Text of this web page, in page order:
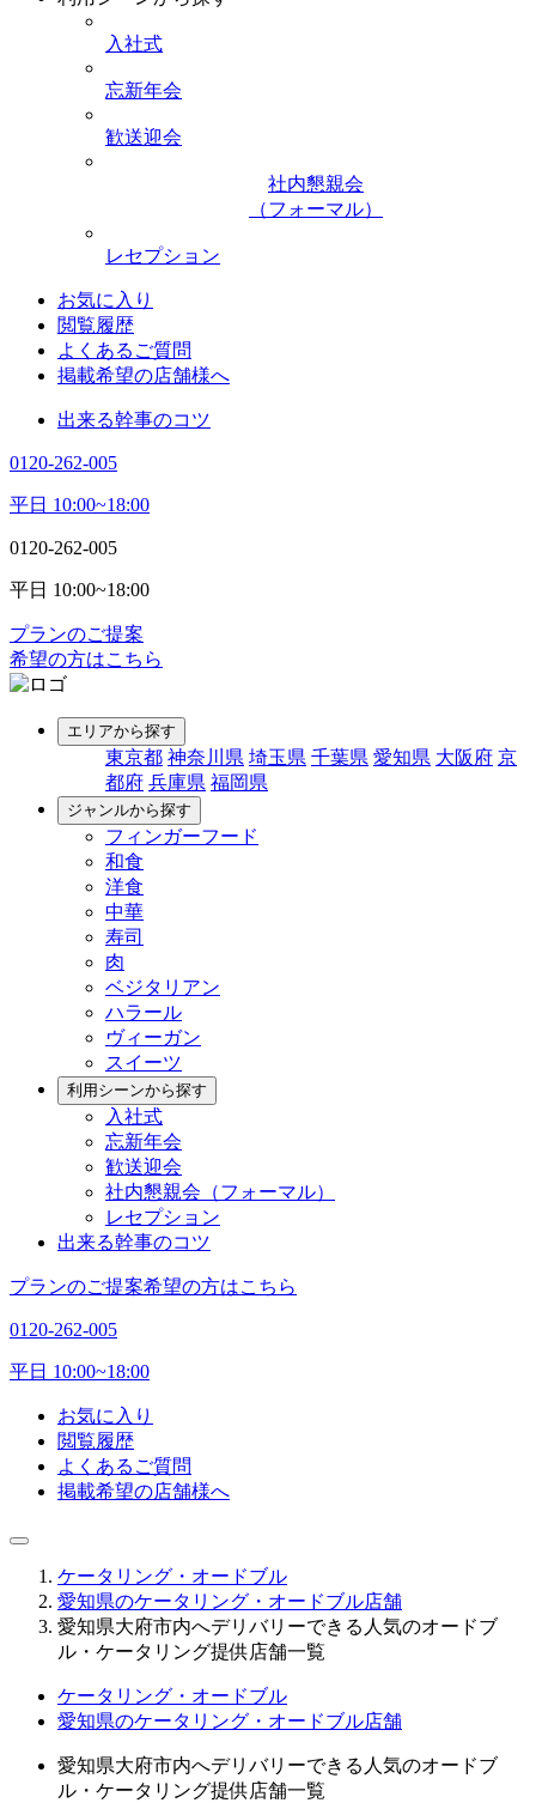
入社式
忘新年会
歓送迎会
社内懇親会
（フォーマル）
レセプション
お気に入り
閲覧履歴
よくあるご質問
掲載希望の店舗様へ
出来る幹事のコツ
0120-262-005
平日 10:00~18:00
0120-262-005
平日 10:00~18:00
プランのご提案
希望の方はこちら
エリアから探す
東京都 神奈川県 埼玉県 千葉県 愛知県 大阪府 京
都府 兵庫県 福岡県
ジャンルから探す
フィンガーフード
和食
洋食
中華
寿司
肉
ベジタリアン
ハラール
ヴィーガン
スイーツ
利用シーンから探す
入社式
忘新年会
歓送迎会
社内懇親会（フォーマル）
レセプション
出来る幹事のコツ
プランのご提案希望の方はこちら
0120-262-005
平日 10:00~18:00
お気に入り
閲覧履歴
よくあるご質問
掲載希望の店舗様へ
ケータリング・オードブル
愛知県のケータリング・オードブル店舗
愛知県大府市内へデリバリーできる人気のオードブ
ル・ケータリング提供店舗一覧
ケータリング・オードブル
愛知県のケータリング・オードブル店舗
愛知県大府市内へデリバリーできる人気のオードブ
ル・ケータリング提供店舗一覧